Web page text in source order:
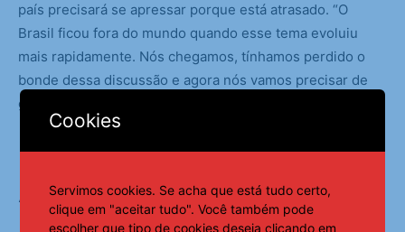
país precisará se apressar porque está atrasado. “O
Brasil ficou fora do mundo quando esse tema evoluiu
mais rapidamente. Nós chegamos, tínhamos perdido o
bonde dessa discussão e agora nós vamos precisar de
grande investimento nessa frente também”.
Integração América Latina e
África
Cookies
Servimos cookies. Se acha que está tudo certo,
clique em "aceitar tudo". Você também pode
escolher que tipo de cookies deseja clicando em